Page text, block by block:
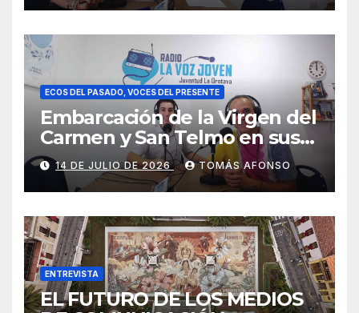
ECOS DEL PASADO, VOCES DEL PRESENTE
Embarcación de la Virgen del
Carmen y San Telmo en sus
falúas 2026
14 DE JULIO DE 2026 TOMÁS AFONSO
ENTREVISTA
EL FUTURO DE LOS MEDIOS